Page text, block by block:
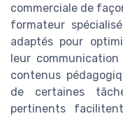
commerciale de
formateur
adaptés pour
leur
contenus
de certaines
pertinents